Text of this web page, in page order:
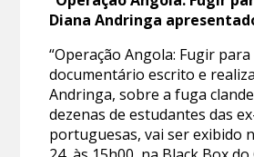
Diana Andringa
“Operação Angola: Fugir para
documentário escrito e
Andringa, sobre a fuga
dezenas de estudantes das
portuguesas, vai ser exibido